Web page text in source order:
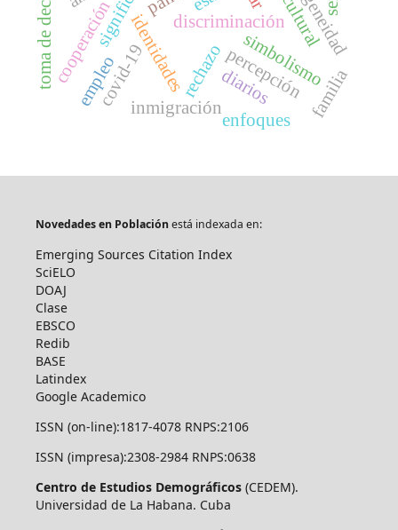
rechazo
discriminación
identidades
covid-19 percepción
inmigración
simbolismo
cooperación diarios familia
empleo
enfoques
Novedades en Poblaciónestá indexada en:
Emerging Sources Citation Index
SciELO
DOAJ
Clase
EBSCO
Redib
BASE
Latindex
Google Academico
ISSN (on-line):1817-4078 RNPS:2106
ISSN (impresa):2308-2984 RNPS:0638
Centro de Estudios Demográficos(CEDEM).
Universidad de La Habana. Cuba